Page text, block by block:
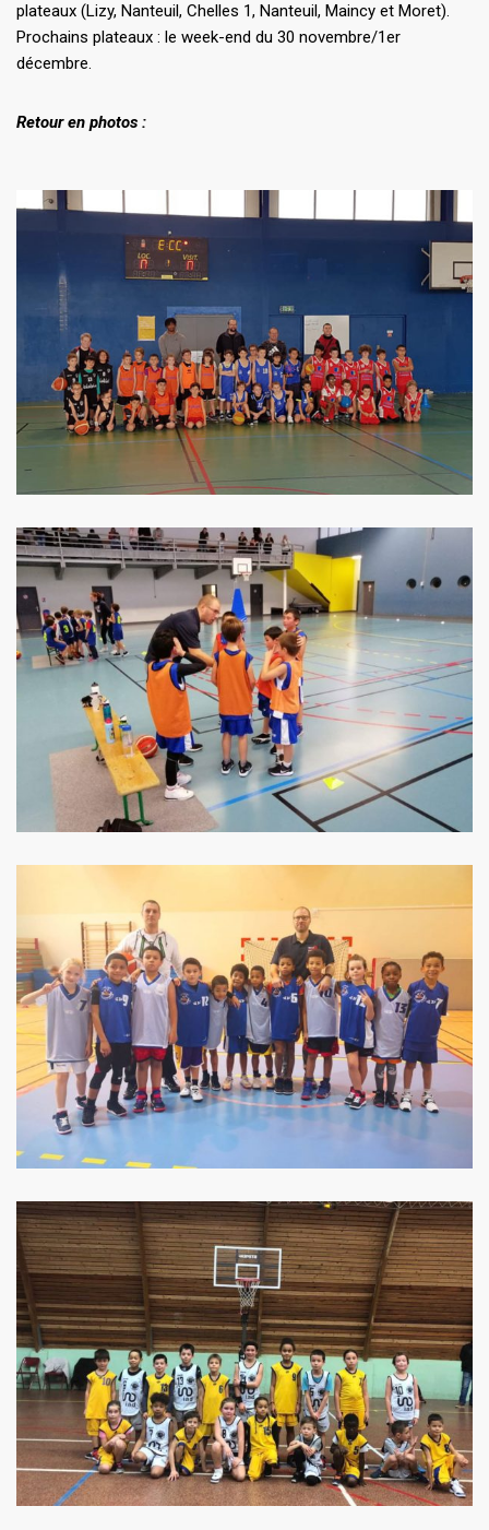
plateaux (Lizy, Nanteuil, Chelles 1, Nanteuil, Maincy et Moret).
Prochains plateaux : le week-end du 30 novembre/1er
décembre.
Retour en photos :